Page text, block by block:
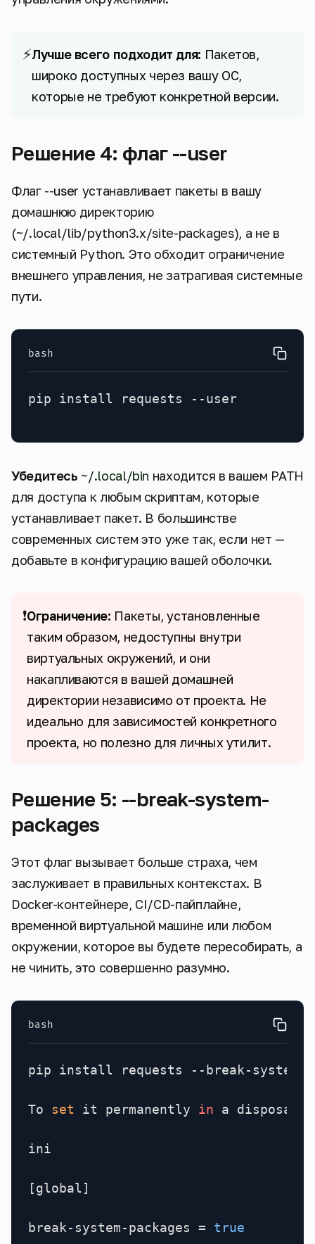
⚡Лучше всего подходит для: Пакетов,
широко доступных через вашу ОС,
которые не требуют конкретной версии.
Решение 4: флаг --user
Флаг --user устанавливает пакеты в вашу
домашнюю директорию
(~/.local/lib/python3.x/site-packages), а не в
системный Python. Это обходит ограничение
внешнего управления, не затрагивая системные
пути.
bash
pip install requests --user
Убедитесь ~/.local/bin находится в вашем PATH
для доступа к любым скриптам, которые
устанавливает пакет. В большинстве
современных систем это уже так, если нет —
добавьте в конфигурацию вашей оболочки.
❗Ограничение: Пакеты, установленные
таким образом, недоступны внутри
виртуальных окружений, и они
накапливаются в вашей домашней
директории независимо от проекта. Не
идеально для зависимостей конкретного
проекта, но полезно для личных утилит.
Решение 5: --break-system-
packages
Этот флаг вызывает больше страха, чем
заслуживает в правильных контекстах. В
Docker-контейнере, CI/CD-пайплайне,
временной виртуальной машине или любом
окружении, которое вы будете пересобирать, а
не чинить, это совершенно разумно.
bash
pip install requests --break-system-
To set it permanently in a
ini
[global]
break-system-packages = true